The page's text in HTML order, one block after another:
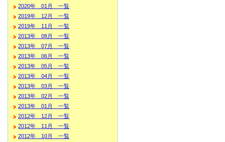
2020年 01月 一覧
2019年 12月 一覧
2019年 11月 一覧
2013年 08月 一覧
2013年 07月 一覧
2013年 06月 一覧
2013年 05月 一覧
2013年 04月 一覧
2013年 03月 一覧
2013年 02月 一覧
2013年 01月 一覧
2012年 12月 一覧
2012年 11月 一覧
2012年 10月 一覧